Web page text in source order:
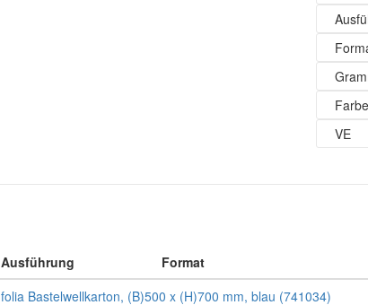
Farbe
VE
Ausführung Format
folia Bastelwellkarton, (B)500 x (H)700 mm, blau (741034)